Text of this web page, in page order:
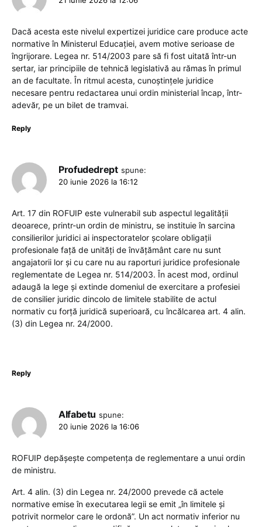
Dacă acesta este nivelul expertizei juridice care produce acte
normative în Ministerul Educației, avem motive serioase de
îngrijorare. Legea nr. 514/2003 pare să fi fost uitată într-un
sertar, iar principiile de tehnică legislativă au rămas în primul
an de facultate. În ritmul acesta, cunoștințele juridice
necesare pentru redactarea unui ordin ministerial încap, într-
adevăr, pe un bilet de tramvai.
Reply
Profudedrept spune:
20 iunie 2026 la 16:12
Art. 17 din ROFUIP este vulnerabil sub aspectul legalității
deoarece, printr-un ordin de ministru, se instituie în sarcina
consilierilor juridici ai inspectoratelor școlare obligații
profesionale față de unități de învățământ care nu sunt
angajatorii lor și cu care nu au raporturi juridice profesionale
reglementate de Legea nr. 514/2003. În acest mod, ordinul
adaugă la lege și extinde domeniul de exercitare a profesiei
de consilier juridic dincolo de limitele stabilite de actul
normativ cu forță juridică superioară, cu încălcarea art. 4 alin.
(3) din Legea nr. 24/2000.
Reply
Alfabetu spune:
20 iunie 2026 la 16:06
ROFUIP depășește competența de reglementare a unui ordin
de ministru.
Art. 4 alin. (3) din Legea nr. 24/2000 prevede că actele
normative emise în executarea legii se emit „în limitele și
potrivit normelor care le ordonă”. Un act normativ inferior nu